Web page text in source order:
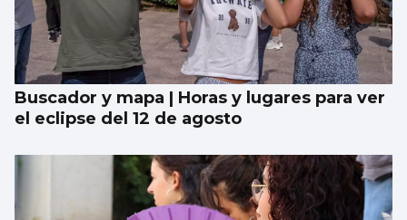
Al menos seis muertos y una quincena de
heridos en un tiroteo en un colegio en el
centro de Tailandia
Buscador y mapa | Horas y lugares para ver
el eclipse del 12 de agosto